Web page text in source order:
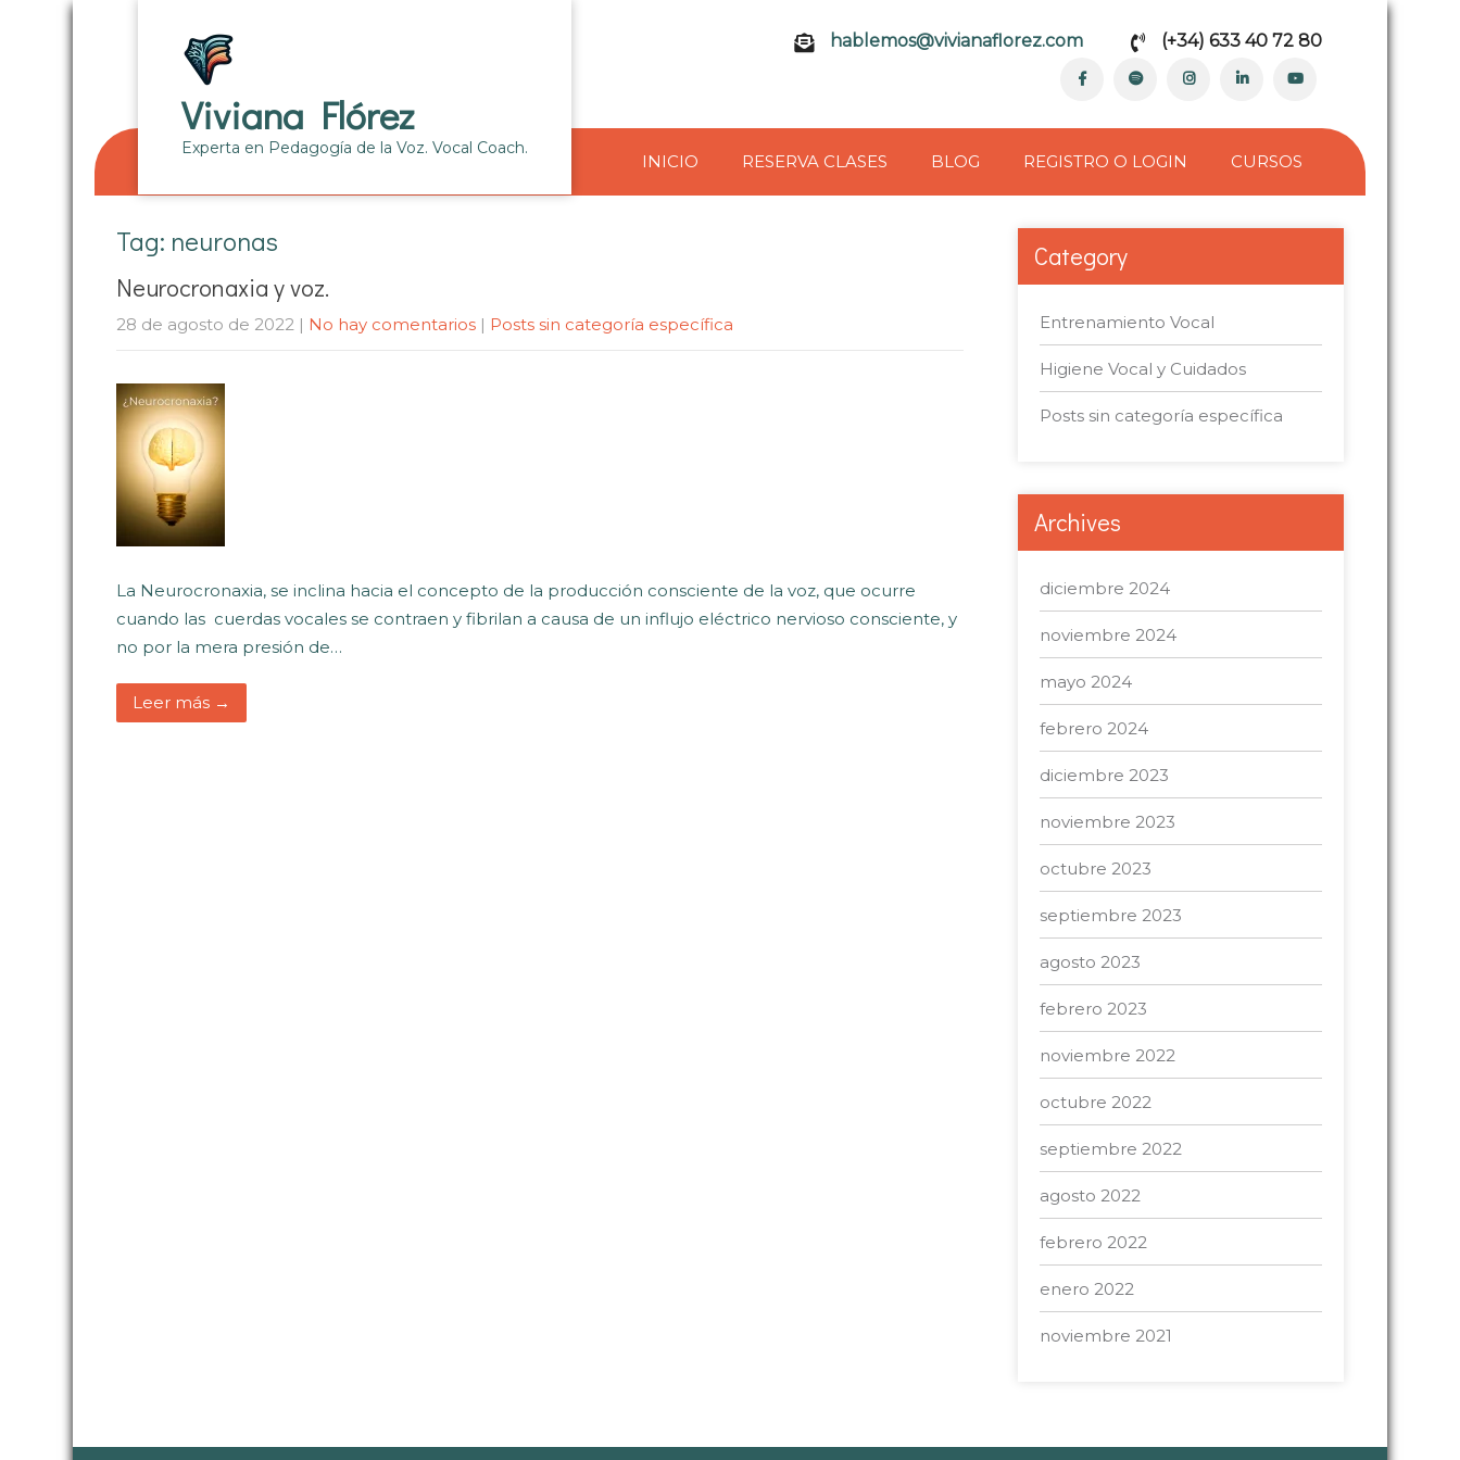
Viviana Flórez
Experta en Pedagogía de la Voz. Vocal Coach.
hablemos@vivianaflorez.com (+34) 633 40 72 80
INICIO RESERVA CLASES BLOG REGISTRO O LOGIN CURSOS
Tag: neuronas
Neurocronaxia y voz.
28 de agosto de 2022 | No hay comentarios | Posts sin categoría específica
La Neurocronaxia, se inclina hacia el concepto de la producción consciente de la voz, que ocurre
cuando las cuerdas vocales se contraen y fibrilan a causa de un influjo eléctrico nervioso consciente, y
no por la mera presión de…
Leer más →
Category
Entrenamiento Vocal
Higiene Vocal y Cuidados
Posts sin categoría específica
Archives
diciembre 2024
noviembre 2024
mayo 2024
febrero 2024
diciembre 2023
noviembre 2023
octubre 2023
septiembre 2023
agosto 2023
febrero 2023
noviembre 2022
octubre 2022
septiembre 2022
agosto 2022
febrero 2022
enero 2022
noviembre 2021